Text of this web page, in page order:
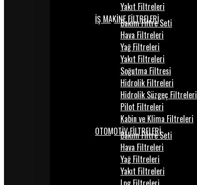
Yakıt Filtreleri
İŞ MAKİNE FİLTRELERİ
Bakım Filtre Seti
Hava Filtreleri
Yağ Filtreleri
Yakıt Filtreleri
Soğutma Filtresi
Hidrolik Filtreleri
Hidrolik Süzgeç Filtreleri
Pilot Filtreleri
Kabin ve Klima Filtreleri
OTOMOTİV FİLTRELERİ
Bakım Filtre Seti
Hava Filtreleri
Yağ Filtreleri
Yakıt Filtreleri